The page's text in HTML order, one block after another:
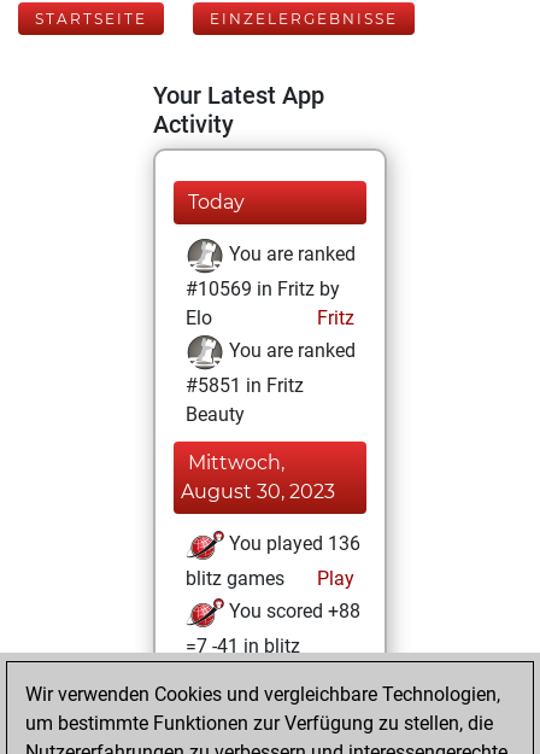
STARTSEITE EINZELERGEBNISSE
Your Latest App
Activity
Today
You are ranked
#10569 in Fritz by
Elo
Fritz
You are ranked
#5851 in Fritz
Beauty
Mittwoch,
August 30, 2023
You played 136
blitz games
Play
You scored +88
=7 -41 in blitz
Donnerstag,
Dezember 22,
Wir verwenden Cookies und vergleichbare Technologien,
um bestimmte Funktionen zur Verfügung zu stellen, die